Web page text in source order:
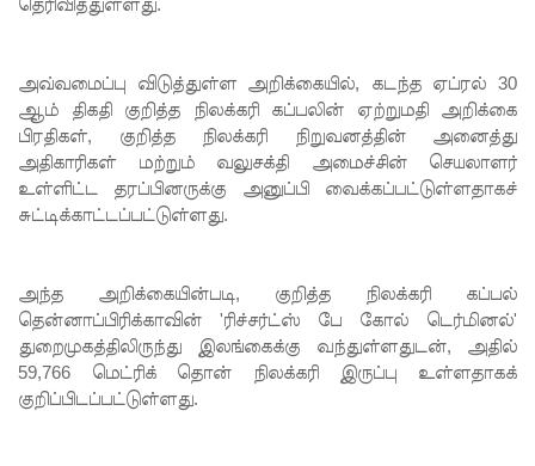
கைது!
நாடு
தழுவிய
சோதனை
தரமற்ற
தலைக்கவ
சங்கள் 431
பறிமுதல்!
தெரிவித்துள்ளது.
அவ்வமைப்பு விடுத்துள்ள அறிக்கையில், கடந்த ஏப்ரல் 30
ஆம் திகதி குறித்த நிலக்கரி கப்பலின் ஏற்றுமதி அறிக்கை
பிரதிகள், குறித்த நிலக்கரி நிறுவனத்தின் அனைத்து
அதிகாரிகள் மற்றும் வலுசக்தி அமைச்சின் செயலாளர்
உள்ளிட்ட தரப்பினருக்கு அனுப்பி வைக்கப்பட்டுள்ளதாகச்
சுட்டிக்காட்டப்பட்டுள்ளது.
அந்த அறிக்கையின்படி, குறித்த நிலக்கரி கப்பல்
தென்னாப்பிரிக்காவின் 'ரிச்சர்ட்ஸ் பே கோல் டெர்மினல்'
துறைமுகத்திலிருந்து இலங்கைக்கு வந்துள்ளதுடன், அதில்
59,766 மெட்ரிக் தொன் நிலக்கரி இருப்பு உள்ளதாகக்
குறிப்பிடப்பட்டுள்ளது.